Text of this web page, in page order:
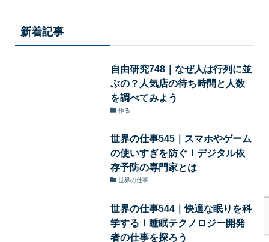
新着記事
自由研究748｜なぜ人は行列に並
ぶの？人気店の待ち時間と人数
を調べてみよう
作る
世界の仕事545｜スマホやゲーム
の使いすぎを防ぐ！デジタル依
存予防の専門家とは
世界の仕事
世界の仕事544｜快適な眠りを科
学する！睡眠テクノロジー開発
者の仕事を探ろう